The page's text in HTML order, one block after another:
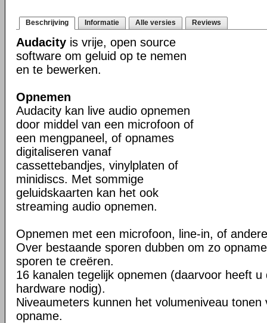
Beschrijving Informatie Alle versies Reviews
Audacity is vrije, open source
software om geluid op te nemen
en te bewerken.
Opnemen
Audacity kan live audio opnemen
door middel van een microfoon of
een mengpaneel, of opnames
digitaliseren vanaf
cassettebandjes, vinylplaten of
minidiscs. Met sommige
geluidskaarten kan het ook
streaming audio opnemen.
Opnemen met een microfoon, line-in, of
Over bestaande sporen dubben om zo
sporen te creëren.
16 kanalen tegelijk opnemen (daarvoor heeft u
hardware nodig).
Niveaumeters kunnen het volumeniveau
opname.